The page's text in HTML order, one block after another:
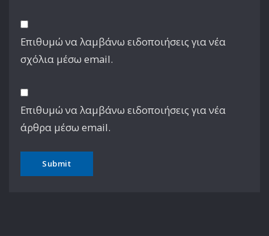
Επιθυμώ να λαμβάνω ειδοποιήσεις για νέα
σχόλια μέσω email.
Επιθυμώ να λαμβάνω ειδοποιήσεις για νέα
άρθρα μέσω email.